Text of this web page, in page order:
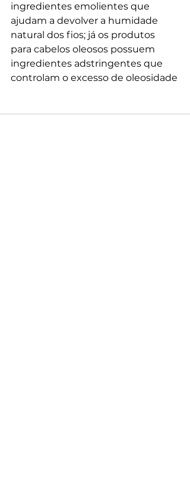
ingredientes emolientes que
ajudam a devolver a humidade
natural dos fios; já os produtos
para cabelos oleosos possuem
ingredientes adstringentes que
controlam o excesso de oleosidade